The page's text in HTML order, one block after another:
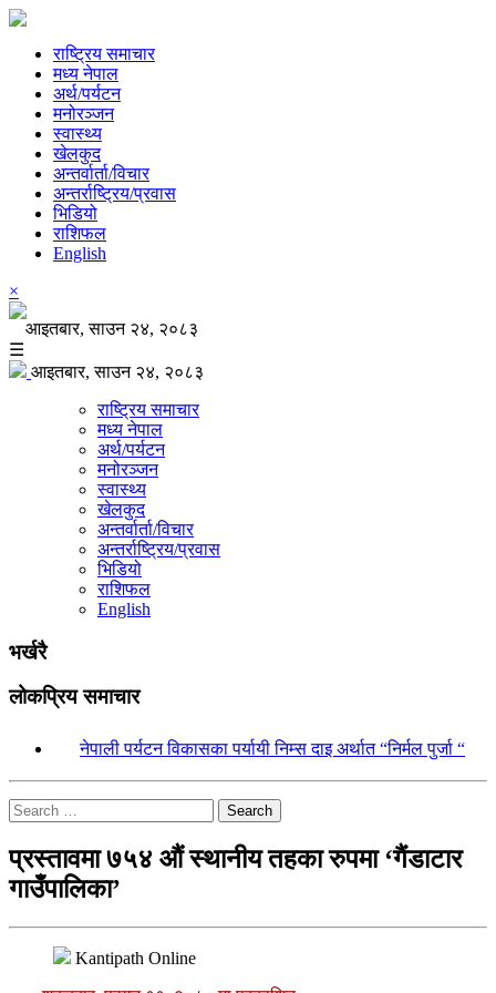
राष्ट्रिय समाचार
मध्य नेपाल
अर्थ/पर्यटन
मनोरञ्जन
स्वास्थ्य
खेलकुद
अन्तर्वार्ता/विचार
अन्तर्राष्ट्रिय/प्रवास
भिडियो
राशिफल
English
×
आइतबार, साउन २४, २०८३
☰
आइतबार, साउन २४, २०८३
राष्ट्रिय समाचार
मध्य नेपाल
अर्थ/पर्यटन
मनोरञ्जन
स्वास्थ्य
खेलकुद
अन्तर्वार्ता/विचार
अन्तर्राष्ट्रिय/प्रवास
भिडियो
राशिफल
English
भर्खरै
लोकप्रिय समाचार
नेपाली पर्यटन विकासका पर्यायी निम्स दाइ अर्थात “निर्मल पुर्जा “
Search
प्रस्तावमा ७५४ औं स्थानीय तहका रुपमा ‘गैंडाटार
गाउँपालिका’
Kantipath Online